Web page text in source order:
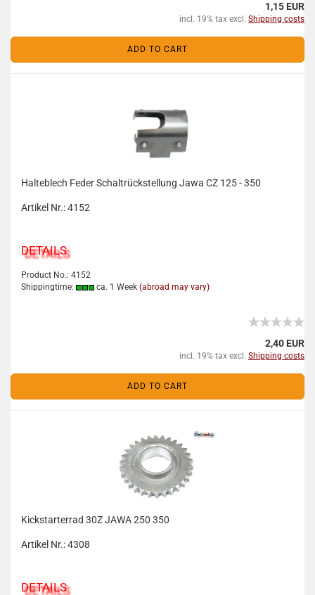
1,15 EUR
incl. 19% tax excl. Shipping costs
ADD TO CART
Halteblech Feder Schaltrückstellung Jawa CZ 125 - 350
Artikel Nr.: 4152
DETAILS
Product No.: 4152
Shippingtime:
ca. 1 Week (abroad may vary)
2,40 EUR
incl. 19% tax excl. Shipping costs
ADD TO CART
Kickstarterrad 30Z JAWA 250 350
Artikel Nr.: 4308
DETAILS